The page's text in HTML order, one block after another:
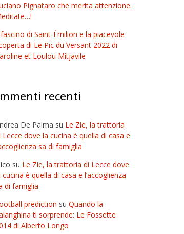
Pignataro che merita attenzione.
di Saint-Émilion e la piacevole
di Le Pic du Versant 2022 di
et Loulou Mitjavile
recenti
De Palma su Le Zie, la trattoria
Lecce dove la cucina è quella di casa e
sa di famiglia
su Le Zie, la trattoria di Lecce dove
cucina è quella di casa e l’accoglienza
di famiglia
prediction su Quando la
ti sorprende: Le Fossette
di Alberto Longo